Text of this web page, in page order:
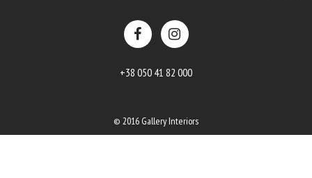
+38 050 41 82 000
© 2016 Gallery Interiors